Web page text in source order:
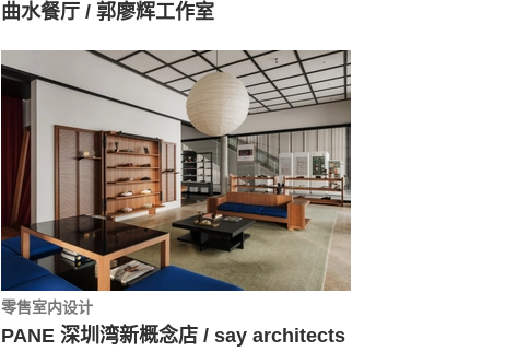
曲水餐厅 / 郭廖辉工作室
零售室内设计
PANE 深圳湾新概念店 / say architects